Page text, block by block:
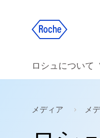
ロシュについて
メディア メ